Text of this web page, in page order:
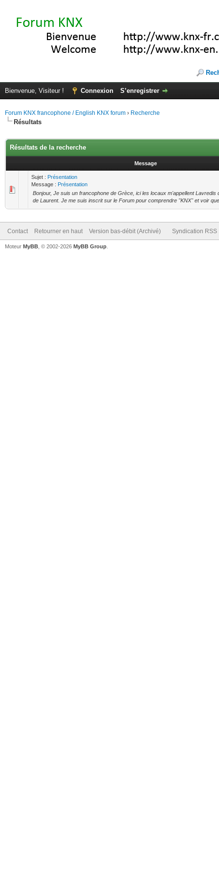
Bienvenue, Visiteur ! Connexion S’enregistrer
Forum KNX francophone / English KNX forum › Recherche
Résultats
Résultats de la recherche
Message
Sujet : Présentation
Message : Présentation
Bonjour, Je suis un francophone de Grèce, ici les locaux m'appellent Lavredis
de Laurent. Je me suis inscrit sur le Forum pour comprendre "KNX" et voir
Contact Retourner en haut Version bas-débit (Archivé) Syndication RSS
Moteur MyBB , © 2002-2026 MyBB Group